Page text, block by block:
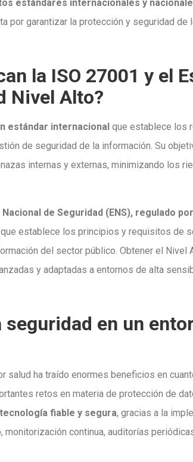
estándares internacionales y
por garantizar la protección y seguridad de
la ISO 27001 y el
Nivel Alto?
estándar internacional que establece los
de seguridad de la información. Su
internas y externas, minimizando los
Nacional de Seguridad (ENS), regulado
establece los principios y requisitos de
del sector público. Obtener el Nivel
y adaptadas a entornos de alta
seguridad en un
salud ha traído enormes beneficios en
retos en materia de protección de
fiable y segura, gracias a la
monitorización continua, auditorías